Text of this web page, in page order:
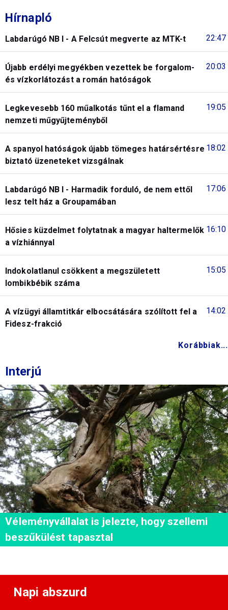
Hírnapló
22:47
Labdarúgó NB I - A Felcsút megverte az MTK-t
20:03
Újabb erdélyi megyékben vezettek be forgalom-
és vízkorlátozást a román hatóságok
19:05
Legkevesebb 160 műalkotás tűnt el a flamand
nemzeti műgyűjteményből
18:02
A spanyol hatóságok újabb tömeges határsértésre
biztató üzeneteket vizsgálnak
17:06
Labdarúgó NB I - Harmadik forduló, de nem ettől
lesz telt ház a Groupamában
16:10
Hősies küzdelmet folytatnak a magyar haltermelők
a vízhiánnyal
15:05
Indokolatlanul csökkent a megszületett
lombikbébik száma
14:02
A vízügyi államtitkár elbocsátására szólított fel a
Fidesz-frakció
Korábbiak...
Interjú
Véleményvállalat is jelezte, hogy szellemi
beszűkülést tapasztal
Napi abszurd